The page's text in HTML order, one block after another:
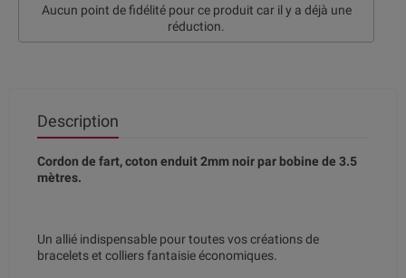
Aucun point de fidélité pour ce produit car il y a déjà une
réduction.
Description
Cordon de fart, coton enduit 2mm noir par bobine de 3.5
mètres.
Un allié indispensable pour toutes vos créations de
bracelets et colliers fantaisie économiques.